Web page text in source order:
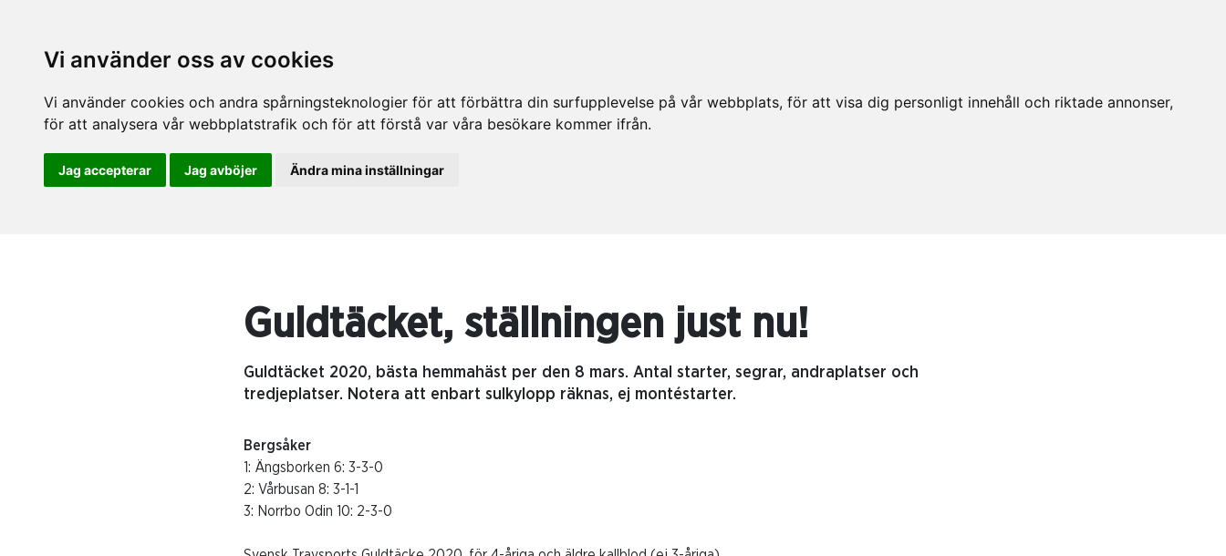
Vi använder oss av cookies
Vi använder cookies och andra spårningsteknologier för att förbättra din surfupplevelse på vår webbplats, för att visa dig personligt innehåll och riktade annonser,
för att analysera vår webbplatstrafik och för att förstå var våra besökare kommer ifrån.
Jag accepterar Jag avböjer Ändra mina inställningar
Guldtäcket, ställningen just nu!
Guldtäcket 2020, bästa hemmahäst per den 8 mars. Antal starter, segrar, andraplatser och
tredjeplatser. Notera att enbart sulkylopp räknas, ej montéstarter.
Bergsåker
1: Ängsborken 6: 3-3-0
2: Vårbusan 8: 3-1-1
3: Norrbo Odin 10: 2-3-0